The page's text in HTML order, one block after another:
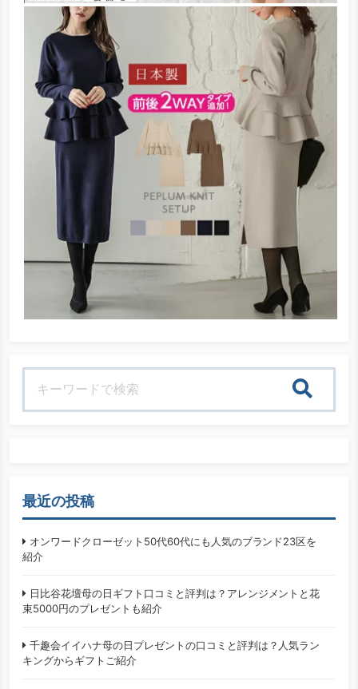
最近の投稿
オンワードクローゼット50代60代にも人気のブランド23区を
紹介
日比谷花壇母の日ギフト口コミと評判は？アレンジメントと花
束5000円のプレゼントも紹介
千趣会イイハナ母の日プレゼントの口コミと評判は？人気ラン
キングからギフトご紹介